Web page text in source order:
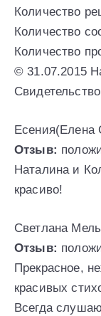
Количество
Количество
Количество
© 31.07.2015
Есения(Елена
Отзыв:
Наталина и
красиво!
Светлана
Отзыв:
Прекрасное,
красивых
Всегда